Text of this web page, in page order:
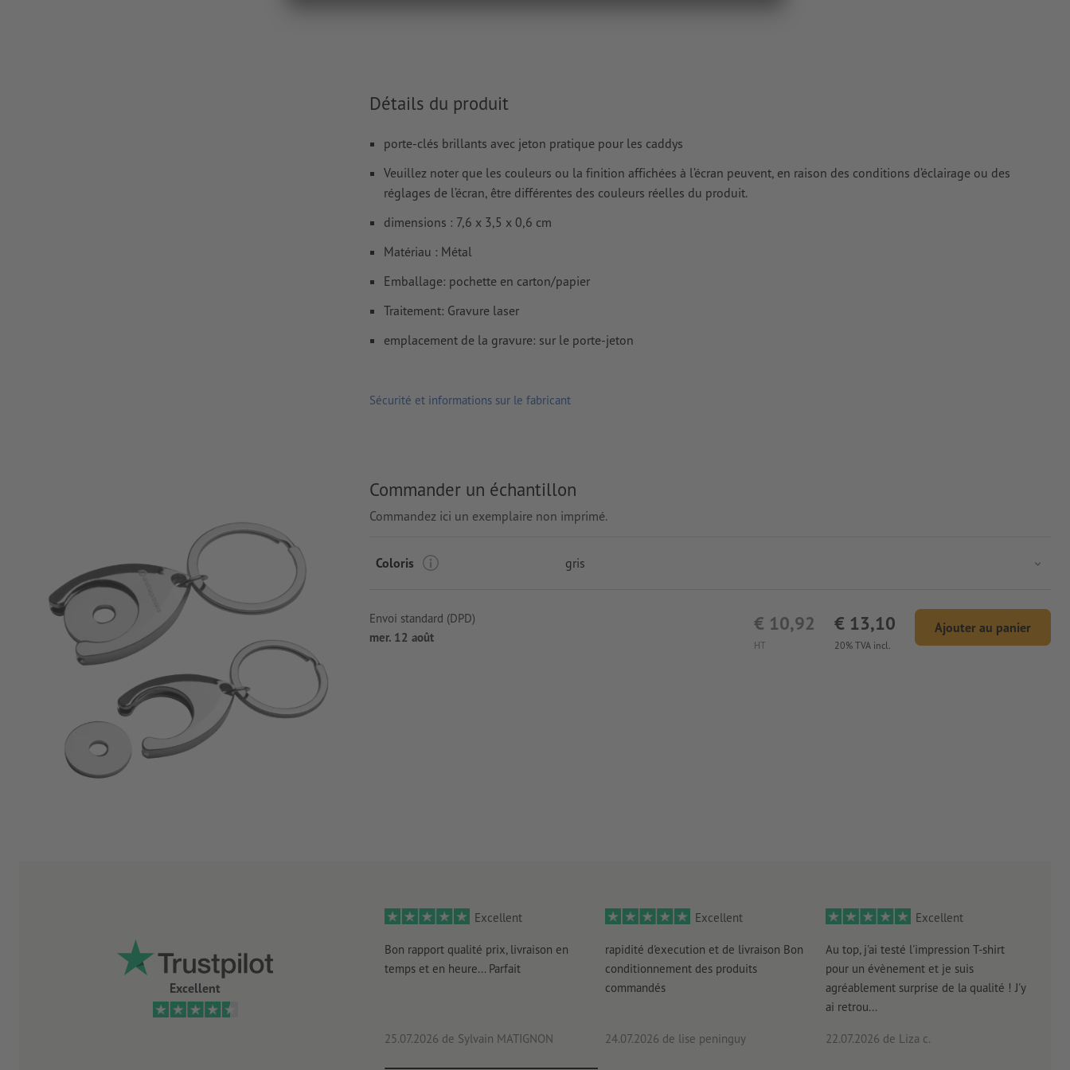
Détails du produit
porte-clés brillants avec jeton pratique pour les caddys
Veuillez noter que les couleurs ou la finition affichées à l’écran peuvent, en raison des conditions d’éclairage ou des
réglages de l’écran, être différentes des couleurs réelles du produit.
dimensions : 7,6 x 3,5 x 0,6 cm
Matériau : Métal
Emballage: pochette en carton/papier
Traitement: Gravure laser
emplacement de la gravure: sur le porte-jeton
Sécurité et informations sur le fabricant
Commander un échantillon
Commandez ici un exemplaire non imprimé.
Coloris gris
HT
€ 10,92
20% TVA incl.
€ 13,10 Ajouter au panier
Envoi standard (DPD)
mer. 12 août
Excellent
Excellent
Bon rapport qualité prix, livraison en
temps et en heure... Parfait
25.07.2026 de Sylvain MATIGNON
Excellent
rapidité d'execution et de livraison Bon
conditionnement des produits
commandés
24.07.2026 de lise peninguy
Excellent
Au top, j'ai testé l'impression T-shirt
pour un évènement et je suis
agréablement surprise de la qualité ! J'y
ai retrou...
22.07.2026 de Liza c.